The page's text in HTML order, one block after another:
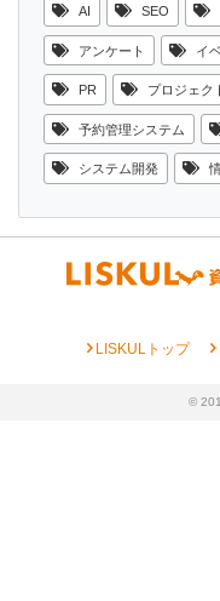
AI SEO
アンケート イ
PR プロジェク
予約管理システム
システム開発
chevron_rightLISKULトップ chevron_right
©